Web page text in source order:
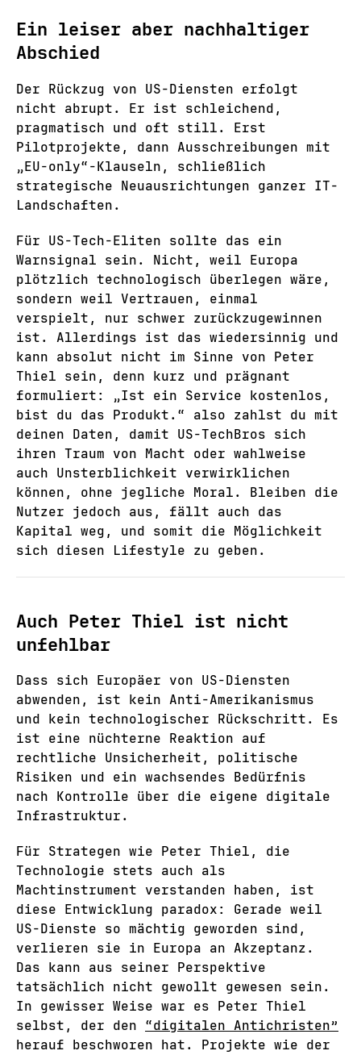
Ein leiser aber nachhaltiger
Abschied
Der Rückzug von US-Diensten erfolgt
nicht abrupt. Er ist schleichend,
pragmatisch und oft still. Erst
Pilotprojekte, dann Ausschreibungen mit
„EU-only“-Klauseln, schließlich
strategische Neuausrichtungen ganzer IT-
Landschaften.
Für US-Tech-Eliten sollte das ein
Warnsignal sein. Nicht, weil Europa
plötzlich technologisch überlegen wäre,
sondern weil Vertrauen, einmal
verspielt, nur schwer zurückzugewinnen
ist. Allerdings ist das wiedersinnig und
kann absolut nicht im Sinne von Peter
Thiel sein, denn kurz und prägnant
formuliert: „Ist ein Service kostenlos,
bist du das Produkt.“ also zahlst du mit
deinen Daten, damit US-TechBros sich
ihren Traum von Macht oder wahlweise
auch Unsterblichkeit verwirklichen
können, ohne jegliche Moral. Bleiben die
Nutzer jedoch aus, fällt auch das
Kapital weg, und somit die Möglichkeit
sich diesen Lifestyle zu geben.
Auch Peter Thiel ist nicht
unfehlbar
Dass sich Europäer von US-Diensten
abwenden, ist kein Anti-Amerikanismus
und kein technologischer Rückschritt. Es
ist eine nüchterne Reaktion auf
rechtliche Unsicherheit, politische
Risiken und ein wachsendes Bedürfnis
nach Kontrolle über die eigene digitale
Infrastruktur.
Für Strategen wie Peter Thiel, die
Technologie stets auch als
Machtinstrument verstanden haben, ist
diese Entwicklung paradox: Gerade weil
US-Dienste so mächtig geworden sind,
verlieren sie in Europa an Akzeptanz.
Das kann aus seiner Perspektive
tatsächlich nicht gewollt gewesen sein.
In gewisser Weise war es Peter Thiel
selbst, der den “digitalen Antichristen”
herauf beschworen hat. Projekte wie der